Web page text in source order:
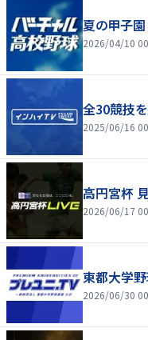
夏の甲子園
2026/04/10
全30競技を
2025/06/16
高円宮杯
2026/06/17
東都大学野
2026/06/30